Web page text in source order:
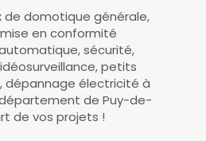
de domotique générale,
en conformité
sécurité,
petits
dépannage électricité à
de Puy-de-
de vos projets !